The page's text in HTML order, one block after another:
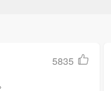
5835